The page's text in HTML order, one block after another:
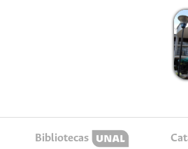
Bibliotecas